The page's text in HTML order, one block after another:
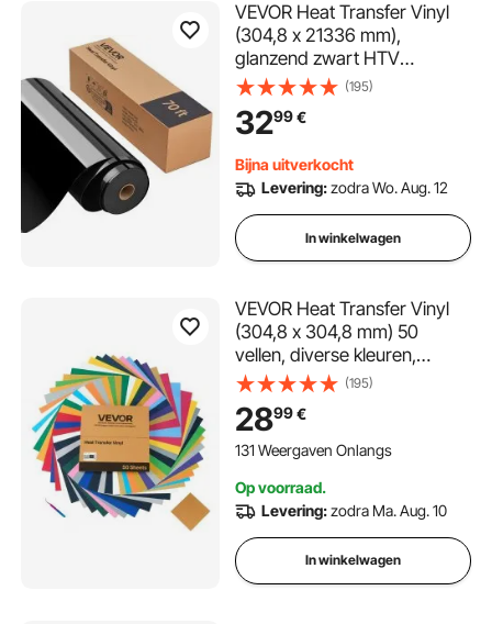
VEVOR Heat Transfer Vinyl
(304,8 x 21336 mm),
glanzend zwart HTV
strijkvinylrol, compatibel met
snijmachines, voor diverse
materialen: T-shirts, kussens,
(195)
3299€
Bijna uitverkocht
Levering:zodra Wo. Aug. 12
In winkelwagen
VEVOR Heat Transfer Vinyl
(304,8 x 304,8 mm) 50
vellen, diverse kleuren,
plotterfilm compatibel met
snijmachines, strijkfolie voor
T-shirts, kussens, hoeden
(195)
2899€
131 Weergaven Onlangs
Op voorraad.
Levering:zodra Ma. Aug. 10
In winkelwagen